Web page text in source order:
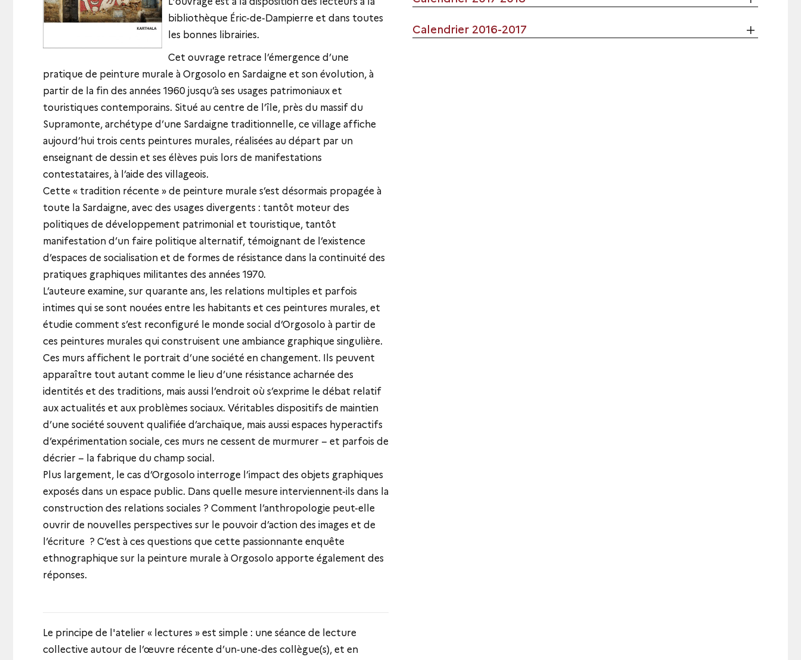
bibliothèque Éric-de-Dampierre et dans toutes
les bonnes librairies.
Cet ouvrage retrace l’émergence d’une
pratique de peinture murale à Orgosolo en Sardaigne et son évolution, à
partir de la fin des années 1960 jusqu’à ses usages patrimoniaux et
touristiques contemporains. Situé au centre de l’île, près du massif du
Supramonte, archétype d’une Sardaigne traditionnelle, ce village affiche
aujourd’hui trois cents peintures murales, réalisées au départ par un
enseignant de dessin et ses élèves puis lors de manifestations
contestataires, à l’aide des villageois.
Cette « tradition récente » de peinture murale s’est désormais propagée à
toute la Sardaigne, avec des usages divergents : tantôt moteur des
politiques de développement patrimonial et touristique, tantôt
manifestation d’un faire politique alternatif, témoignant de l’existence
d’espaces de socialisation et de formes de résistance dans la continuité des
pratiques graphiques militantes des années 1970.
L’auteure examine, sur quarante ans, les relations multiples et parfois
intimes qui se sont nouées entre les habitants et ces peintures murales, et
étudie comment s’est reconfiguré le monde social d’Orgosolo à partir de
ces peintures murales qui construisent une ambiance graphique singulière.
Ces murs affichent le portrait d’une société en changement. Ils peuvent
apparaître tout autant comme le lieu d’une résistance acharnée des
identités et des traditions, mais aussi l’endroit où s’exprime le débat relatif
aux actualités et aux problèmes sociaux. Véritables dispositifs de maintien
d’une société souvent qualifiée d’archaïque, mais aussi espaces hyperactifs
d’expérimentation sociale, ces murs ne cessent de murmurer – et parfois de
décrier – la fabrique du champ social.
Plus largement, le cas d’Orgosolo interroge l’impact des objets graphiques
exposés dans un espace public. Dans quelle mesure interviennent-ils dans la
construction des relations sociales ? Comment l’anthropologie peut-elle
ouvrir de nouvelles perspectives sur le pouvoir d’action des images et de
l’écriture ? C’est à ces questions que cette passionnante enquête
ethnographique sur la peinture murale à Orgosolo apporte également des
réponses.
Le principe de l'atelier « lectures » est simple : une séance de lecture
collective autour de l’œuvre récente d’un-une-des collègue(s), et en
Calendrier 2016-2017